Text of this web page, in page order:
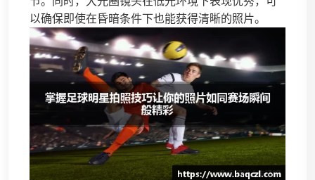
以确保即使在昏暗条件下也能获得清晰的照片。